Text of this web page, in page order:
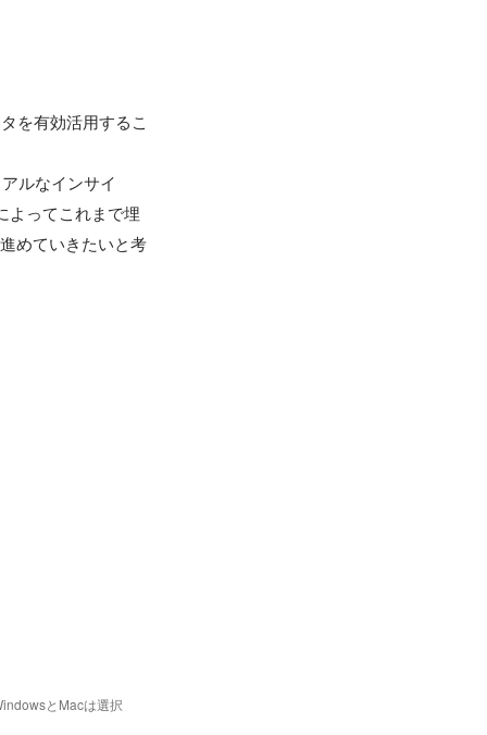
を有効活用するこ
ルなインサイ
よってこれまで埋
めていきたいと考
とMacは選択